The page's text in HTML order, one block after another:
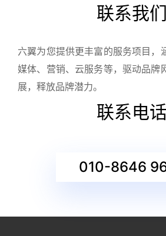
联系我们
六翼为您提供更丰富的服务项目，
媒体、营销、云服务等，驱动品牌
展，释放品牌潜力。
联系电话
010-8646